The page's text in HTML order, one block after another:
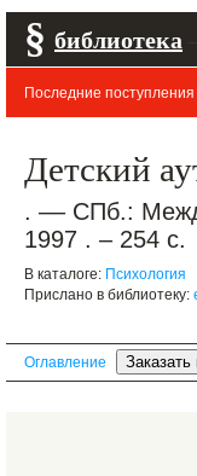
§ библиотека
Последние поступления
Детский
. –– СПб.:
1997 . – 254 с.
В каталоге: Психология
Прислано в библиотеку:
Оглавление